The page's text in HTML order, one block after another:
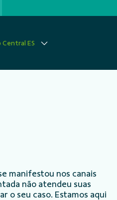
Central ES
manifestou nos canais
não atendeu suas
o seu caso. Estamos aqui